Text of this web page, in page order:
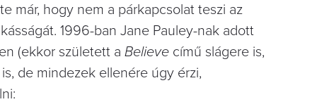
már, hogy nem a párkapcsolat teszi az
1996-ban Jane Pauley-nak adott
(ekkor született a Believe című slágere is,
de mindezek ellenére úgy érzi,